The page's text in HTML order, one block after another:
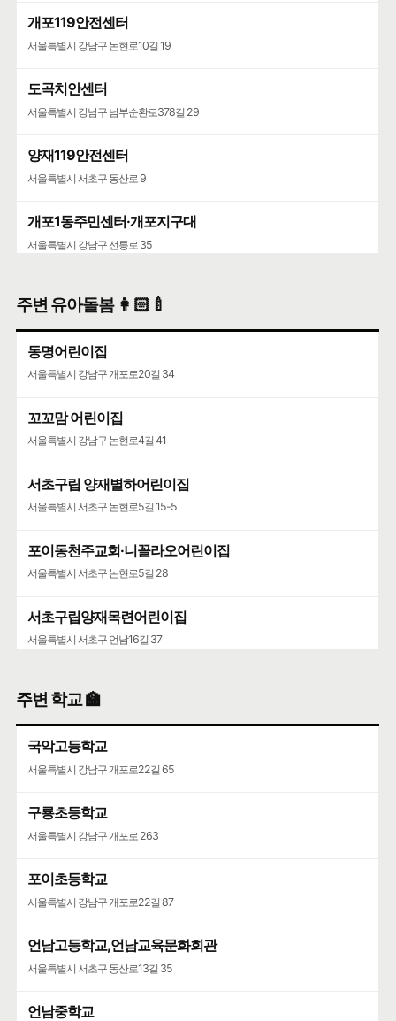
개포119안전센터
서울특별시 강남구 논현로10길 19
도곡치안센터
서울특별시 강남구 남부순환로378길 29
양재119안전센터
서울특별시 서초구 동산로 9
개포1동주민센터·개포지구대
서울특별시 강남구 선릉로 35
주변 유아돌봄 👩🏻‍🍼
동명어린이집
서울특별시 강남구 개포로20길 34
꼬꼬맘 어린이집
서울특별시 강남구 논현로4길 41
서초구립 양재별하어린이집
서울특별시 서초구 논현로5길 15-5
포이동천주교회·니꼴라오어린이집
서울특별시 서초구 논현로5길 28
서초구립양재목련어린이집
서울특별시 서초구 언남16길 37
주변 학교 🏫
국악고등학교
서울특별시 강남구 개포로22길 65
구룡초등학교
서울특별시 강남구 개포로 263
포이초등학교
서울특별시 강남구 개포로22길 87
언남고등학교,언남교육문화회관
서울특별시 서초구 동산로13길 35
언남중학교